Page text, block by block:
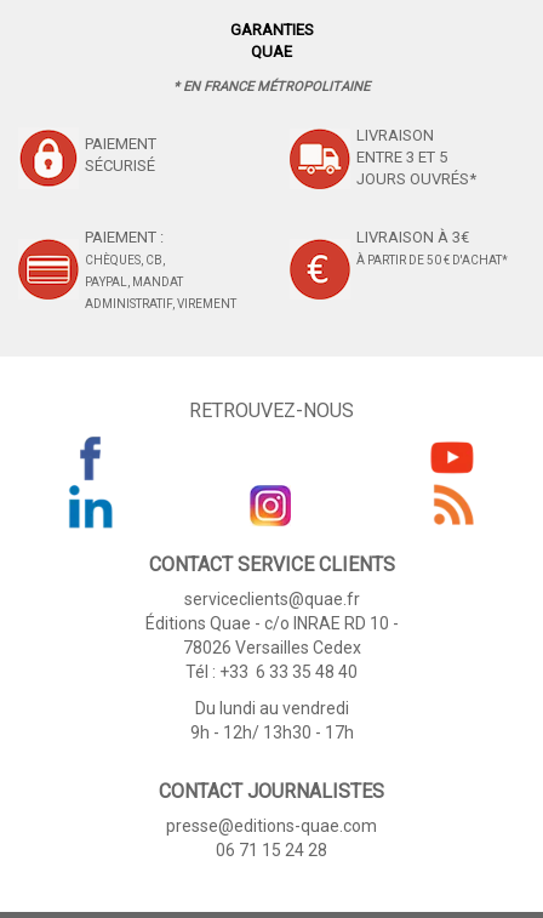
GARANTIES
QUAE
* EN FRANCE MÉTROPOLITAINE
PAIEMENT
SÉCURISÉ
LIVRAISON
ENTRE 3 ET 5
JOURS OUVRÉS*
PAIEMENT :
CHÈQUES, CB,
PAYPAL, MANDAT
ADMINISTRATIF, VIREMENT
LIVRAISON À 3€
À PARTIR DE 50 € D'ACHAT*
RETROUVEZ-NOUS
CONTACT SERVICE CLIENTS
serviceclients@quae.fr
Éditions Quae - c/o INRAE RD 10 -
78026 Versailles Cedex
Tél : +33 6 33 35 48 40
Du lundi au vendredi
9h - 12h/ 13h30 - 17h
CONTACT JOURNALISTES
presse@editions-quae.com
06 71 15 24 28